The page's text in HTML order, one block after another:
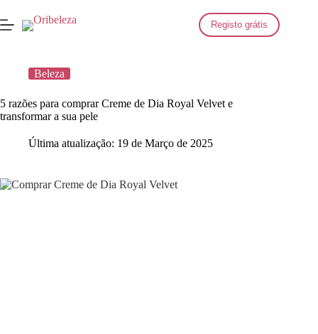
para
o
Registo grátis
Beleza
5 razões para comprar Creme de Dia Royal Velvet e
transformar a sua pele
Última atualização: 19 de Março de 2025